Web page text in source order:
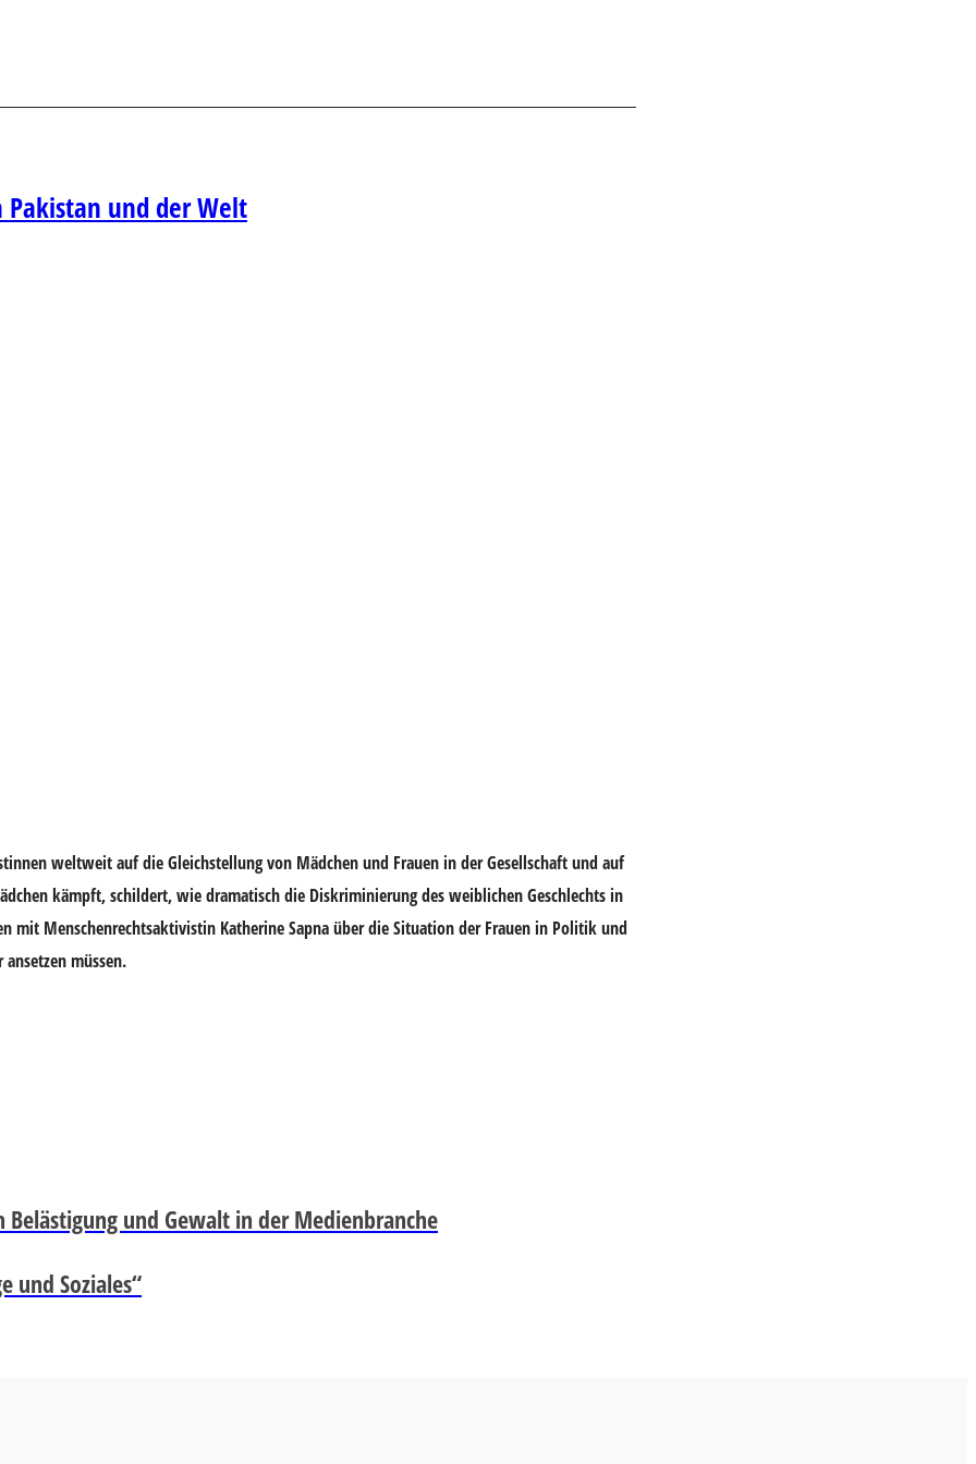
und der Welt
weltweit auf die Gleichstellung von Mädchen und Frauen in der Gesellschaft und auf
kämpft, schildert, wie dramatisch die Diskriminierung des weiblichen Geschlechts in
mit Menschenrechtsaktivistin Katherine Sapna über die Situation der Frauen in Politik und
müssen.
und Gewalt in der Medienbranche
und Soziales“